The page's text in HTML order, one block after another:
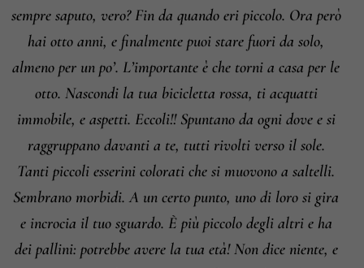
sempre saputo, vero? Fin da quando eri piccolo. Ora però
hai otto anni, e finalmente puoi stare fuori da solo,
almeno per un po’. L’importante è che torni a casa per le
otto. Nascondi la tua bicicletta rossa, ti acquatti
immobile, e aspetti. Eccoli!! Spuntano da ogni dove e si
raggruppano davanti a te, tutti rivolti verso il sole.
Tanti piccoli esserini colorati che si muovono a saltelli.
Sembrano morbidi. A un certo punto, uno di loro si gira
e incrocia il tuo sguardo. È più piccolo degli altri e ha
dei pallini: potrebbe avere la tua età! Non dice niente, e